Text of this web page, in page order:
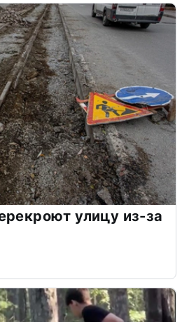
улицу из-за